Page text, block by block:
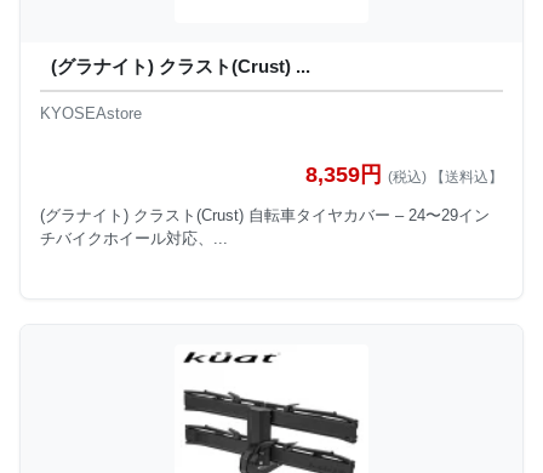
(グラナイト) クラスト(Crust) ...
KYOSEAstore
8,359円 (税込) 【送料込】
(グラナイト) クラスト(Crust) 自転車タイヤカバー – 24〜29イン
チバイクホイール対応、...